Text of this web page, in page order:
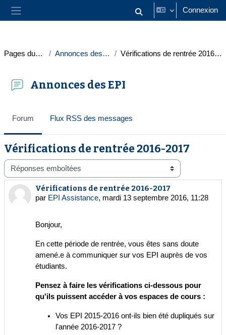
Panneau latéral Activer/désactiver la saisie
Connexion
Pages du site Annonces des EPI Vérifications de rentrée 2016-2017
Annonces des EPI
Forum Flux RSS des messages
Vérifications de rentrée 2016-2017
Type d’affichage
Vérifications de rentrée 2016-2017
par EPI Assistance, mardi 13 septembre 2016, 11:28
Nombre de réponses : 0
Bonjour,
En cette période de rentrée, vous êtes sans doute
amené.e à communiquer sur vos EPI auprès de vos
étudiants.
Pensez à faire les vérifications ci-dessous pour
qu'ils puissent accéder à vos espaces de cours :
Vos EPI 2015-2016 ont-ils bien été dupliqués sur
l'année 2016-2017 ?